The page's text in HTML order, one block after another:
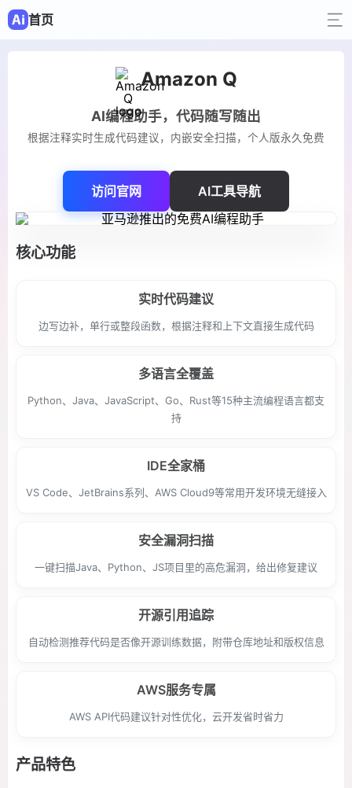
首页
Amazon Q
AI编程助手，代码随写随出
根据注释实时生成代码建议，内嵌安全扫描，个人版永久免费
访问官网 AI工具导航
核心功能
实时代码建议
边写边补，单行或整段函数，根据注释和上下文直接生成代码
多语言全覆盖
Python、Java、JavaScript、Go、Rust等15种主流编程语言都支
持
IDE全家桶
VS Code、JetBrains系列、AWS Cloud9等常用开发环境无缝接入
安全漏洞扫描
一键扫描Java、Python、JS项目里的高危漏洞，给出修复建议
开源引用追踪
自动检测推荐代码是否像开源训练数据，附带仓库地址和版权信息
AWS服务专属
AWS API代码建议针对性优化，云开发省时省力
产品特色